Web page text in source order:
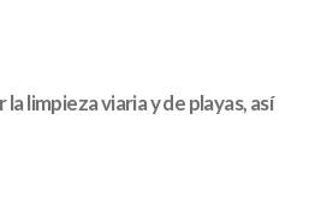
limpieza viaria y de playas, así